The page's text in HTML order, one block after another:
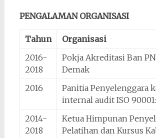
PENGALAMAN ORGANISASI
Tahun
Organisasi
2016-
2018
Pokja Akreditasi Ban
Demak
2016
Panitia Penyelenggara
internal audit ISO
2014-
2018
Ketua Himpunan
Pelatihan dan Kursus